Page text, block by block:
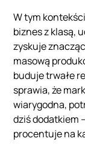
W tym
biznes z klasą,
zyskuje
masową
buduje trwałe
sprawia, że
wiarygodna,
dziś dodatkiem
procentuje na